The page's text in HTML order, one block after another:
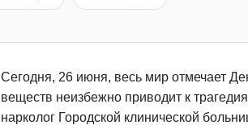
Сегодня, 26 июня, весь мир отмечает
веществ неизбежно приводит к
нарколог Городской клинической